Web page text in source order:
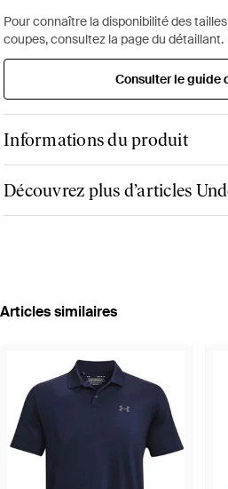
Pour connaître la disponibilité des
coupes, consultez la page du détaillant.
Consulter le guide
Informations du produit
Découvrez plus d’articles
Articles similaires